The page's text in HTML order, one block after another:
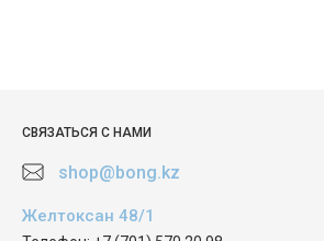
СВЯЗАТЬСЯ С НАМИ
shop@bong.kz
Желтоксан 48/1